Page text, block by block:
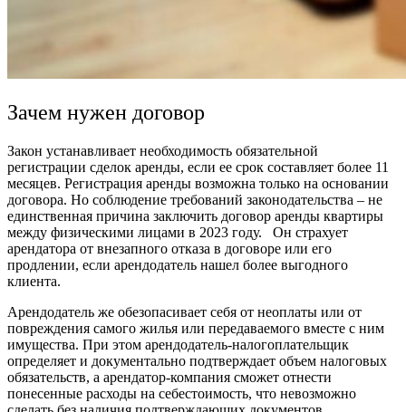
Зачем нужен договор
Закон устанавливает необходимость обязательной
регистрации сделок аренды, если ее срок составляет более 11
месяцев. Регистрация аренды возможна только на основании
договора. Но соблюдение требований законодательства – не
единственная причина заключить договор аренды квартиры
между физическими лицами в 2023 году. Он страхует
арендатора от внезапного отказа в договоре или его
продлении, если арендодатель нашел более выгодного
клиента.
Арендодатель же обезопасивает себя от неоплаты или от
повреждения самого жилья или передаваемого вместе с ним
имущества. При этом арендодатель-налогоплательщик
определяет и документально подтверждает объем налоговых
обязательств, а арендатор-компания сможет отнести
понесенные расходы на себестоимость, что невозможно